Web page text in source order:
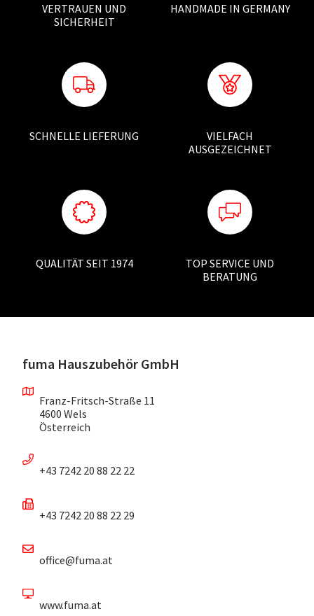
VERTRAUEN UND
SICHERHEIT
HANDMADE IN GERMANY
SCHNELLE LIEFERUNG
VIELFACH
AUSGEZEICHNET
QUALITÄT SEIT 1974
TOP SERVICE UND
BERATUNG
fuma Hauszubehör GmbH
Franz-Fritsch-Straße 11
4600 Wels
Österreich
+43 7242 20 88 22 22
+43 7242 20 88 22 29
office@fuma.at
www.fuma.at